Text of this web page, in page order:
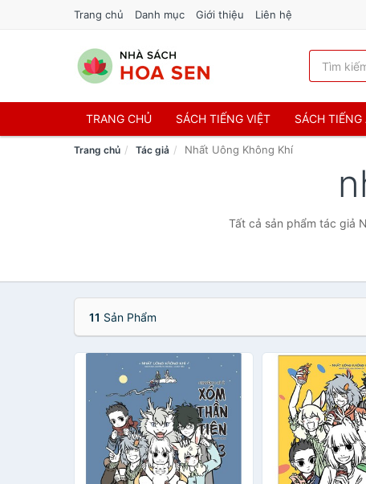
Trang chủ Danh mục Giới thiệu Liên hệ
TRANG CHỦ SÁCH TIẾNG VIỆT SÁCH TIẾNG
Trang chủ Tác giả Nhất Uông Không Khí
Tất cả sản phẩm tác giả
11 Sản Phẩm